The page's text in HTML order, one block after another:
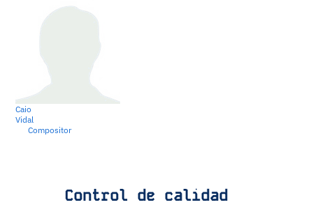
Caio
Vidal
Compositor
Control de calidad